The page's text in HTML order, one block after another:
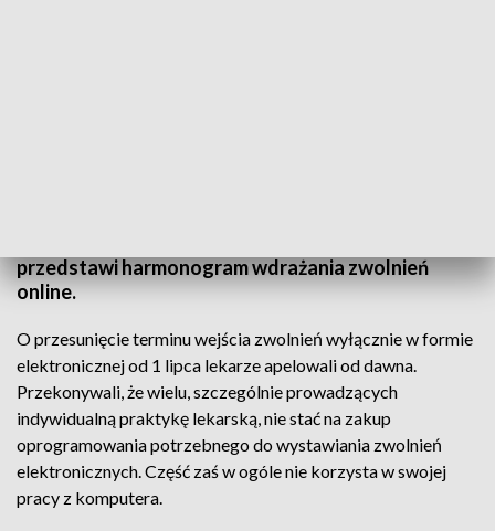
przedstawi harmonogram wdrażania zwolnień
online.
O przesunięcie terminu wejścia zwolnień wyłącznie w formie
elektronicznej od 1 lipca lekarze apelowali od dawna.
Przekonywali, że wielu, szczególnie prowadzących
indywidualną praktykę lekarską, nie stać na zakup
oprogramowania potrzebnego do wystawiania zwolnień
elektronicznych. Część zaś w ogóle nie korzysta w swojej
pracy z komputera.